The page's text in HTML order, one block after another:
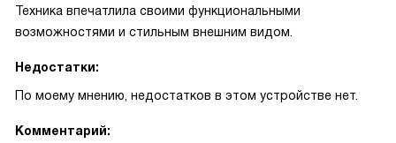
Техника впечатлила своими функциональными
возможностями и стильным внешним видом.
Недостатки:
По моему мнению, недостатков в этом устройстве нет.
Комментарий: